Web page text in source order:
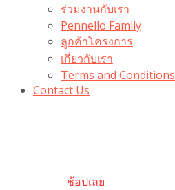
ร่วมงานกับเรา
Pennello Family
ลูกค้าโครงการ
เกี่ยวกับเรา
Terms and Conditions
Contact Us
ช้อปเลย